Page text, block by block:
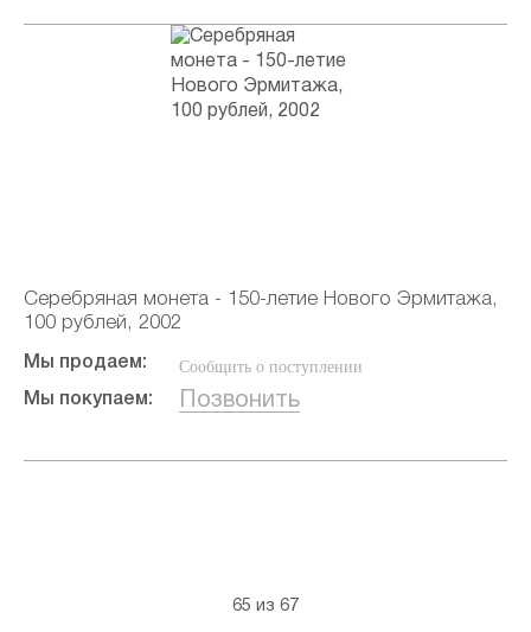
Серебряная монета - 150-летие Нового Эрмитажа,
100 рублей, 2002
Мы продаем: Сообщить о поступлении
Мы покупаем: Позвонить
65 из 67